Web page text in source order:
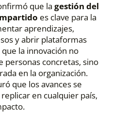
que la gestión del
es clave para la
aprendizajes,
y abrir plataformas
la innovación no
personas concretas, sino
en la organización.
que los avances se
en cualquier país,